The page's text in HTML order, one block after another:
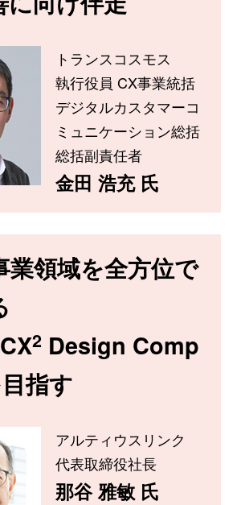
トランスコスモス
執行役員 CX事業統括
デジタルカスタマーコ
ミュニケーション総括
総括副責任者
金田 浩充 氏
業領域を全方位で
2 Design Comp
指す
アルティウスリンク
代表取締役社長
那谷 雅敏 氏